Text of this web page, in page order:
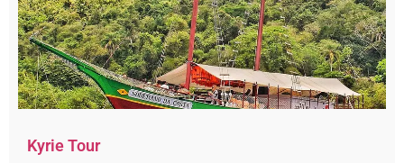
Kyrie Tour